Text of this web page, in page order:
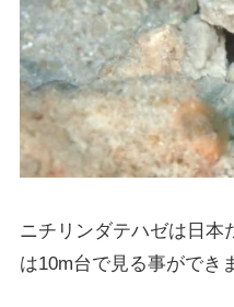
ニチリンダテハゼは日本
は10m台で見る事ができ